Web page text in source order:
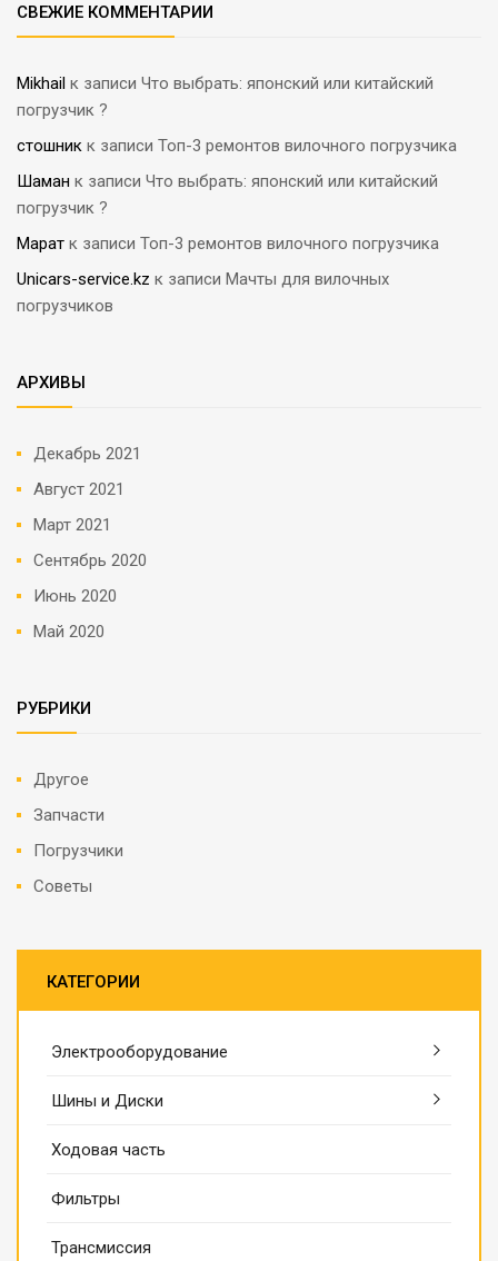
СВЕЖИЕ КОММЕНТАРИИ
Mikhail к записи Что выбрать: японский или китайский
погрузчик ?
стошник к записи Топ-3 ремонтов вилочного погрузчика
Шаман к записи Что выбрать: японский или китайский
погрузчик ?
Марат к записи Топ-3 ремонтов вилочного погрузчика
Unicars-service.kz к записи Мачты для вилочных
погрузчиков
АРХИВЫ
Декабрь 2021
Август 2021
Март 2021
Сентябрь 2020
Июнь 2020
Май 2020
РУБРИКИ
Другое
Запчасти
Погрузчики
Советы
КАТЕГОРИИ
Электрооборудование
Шины и Диски
Ходовая часть
Фильтры
Трансмиссия